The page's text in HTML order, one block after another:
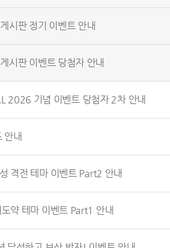
시판 정기 이벤트 안내
시판 이벤트 당첨자 안내
2026 기념 이벤트 당첨자 2차 안내
안내
격전 테마 이벤트 Part2 안내
약 테마 이벤트 Part1 안내